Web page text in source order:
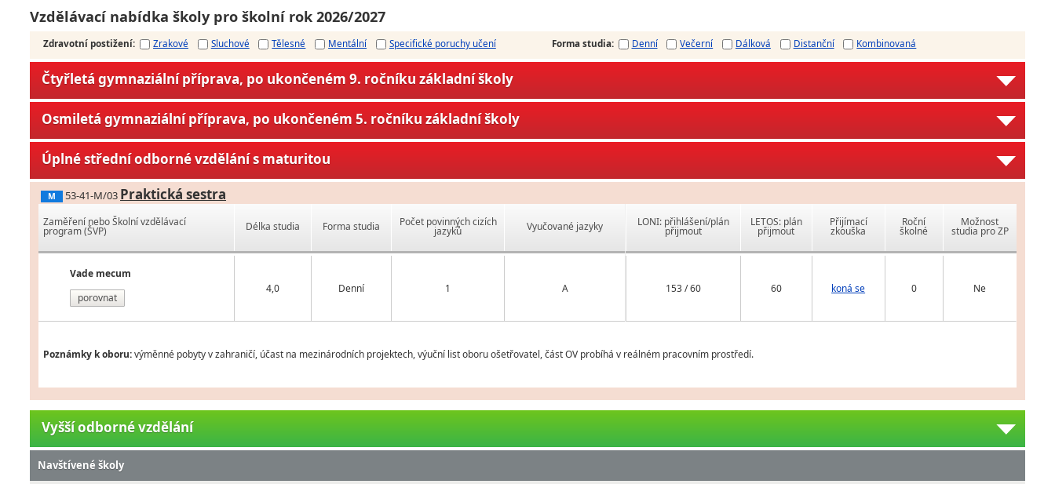
Vzdělávací nabídka školy pro školní rok 2026/2027
Zdravotní postižení: Zrakové Sluchové Tělesné Mentální Specifické poruchy učení Forma studia: Denní Večerní Dálková Distanční Kombinovaná
Čtyřletá gymnaziální příprava, po ukončeném 9. ročníku základní školy
Osmiletá gymnaziální příprava, po ukončeném 5. ročníku základní školy
Úplné střední odborné vzdělání s maturitou
M 53-41-M/03 Praktická sestra
Zaměření nebo Školní vzdělávací
program (ŠVP)
Vade mecum
porovnat
Délka studia Forma studia Počet povinných cizích
jazyků Vyučované jazyky
4,0 Denní 1 A
LONI: přihlášení/plán
přijmout
LETOS: plán
přijmout
Přijímací
zkouška
Roční
školné
Možnost
studia pro ZP
153 / 60 60 koná se 0 Ne
Poznámky k oboru:výměnné pobyty v zahraničí, účast na mezinárodních projektech, výuční list oboru ošetřovatel, část OV probíhá v reálném pracovním prostředí.
Vyšší odborné vzdělání
Navštívené školy